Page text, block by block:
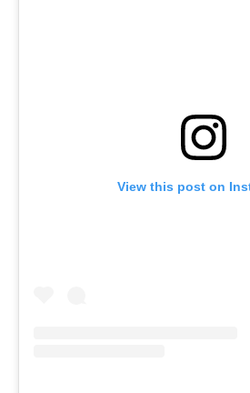
View this post on